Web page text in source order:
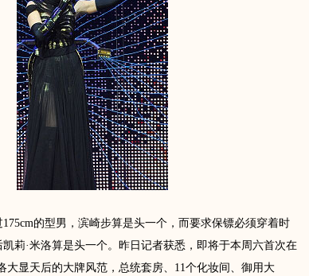
的型男，滨崎步算是头一个，而要求保镖必须穿着时
莉·米洛算是头一个。昨日记者获悉，即将于本周六首次在
大显天后的大牌风范，总统套房、11个化妆间、御用大